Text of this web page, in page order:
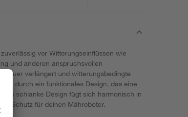
vor Witterungseinflüssen wie
und anderen anspruchsvollen
verlängert und witterungsbedingte
durch ein funktionales Design, das eine
schlanke Design fügt sich harmonisch in
Schutz für deinen Mähroboter.